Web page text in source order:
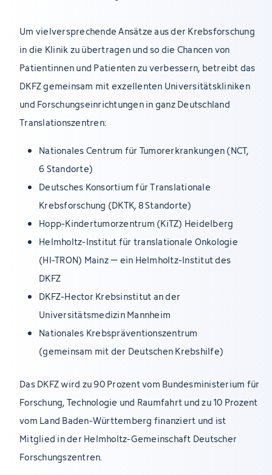
Um vielversprechende Ansätze aus der Krebsforschung
in die Klinik zu übertragen und so die Chancen von
Patientinnen und Patienten zu verbessern, betreibt das
DKFZ gemeinsam mit exzellenten Universitätskliniken
und Forschungseinrichtungen in ganz Deutschland
Translationszentren:
Nationales Centrum für Tumorerkrankungen (NCT,
6 Standorte)
Deutsches Konsortium für Translationale
Krebsforschung (DKTK, 8 Standorte)
Hopp-Kindertumorzentrum (KiTZ) Heidelberg
Helmholtz-Institut für translationale Onkologie
(HI-TRON) Mainz – ein Helmholtz-Institut des
DKFZ
DKFZ-Hector Krebsinstitut an der
Universitätsmedizin Mannheim
Nationales Krebspräventionszentrum
(gemeinsam mit der Deutschen Krebshilfe)
Das DKFZ wird zu 90 Prozent vom Bundesministerium für
Forschung, Technologie und Raumfahrt und zu 10 Prozent
vom Land Baden-Württemberg finanziert und ist
Mitglied in der Helmholtz-Gemeinschaft Deutscher
Forschungszentren.